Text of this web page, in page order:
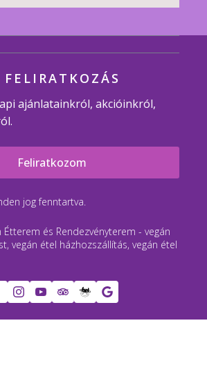
ajánlatainkról, akcióinkról,
Feliratkozom
jog fenntartva.
Étterem és Rendezvényterem - vegán
vegán étel házhozszállítás, vegán étel